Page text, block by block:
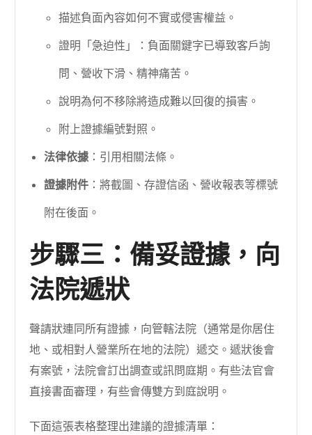
描述負面內容如何不實或侵害權益。
證明「急迫性」：負面關鍵字已導致客戶詢
問、營收下滑、精神痛苦。
說明為何不移除將造成難以回復的損害。
附上證據編號對照。
法律依據：引用相關法條。
證據附件 ：將截圖、存證信函、營收報表等標號
附在後面。
步驟三：備妥證據，向
法院遞狀
聲請狀連同所有證據，向管轄法院（通常是你居住
地、或相對人營業所在地的法院）遞交。遞狀後會
有案號，法院會訂出調查或訊問庭期。有些法官會
直接書面審理，有些會傳雙方到庭說明。
下面這張表格整理出建議的證據清單：